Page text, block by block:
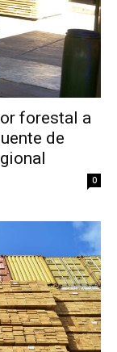
forestal a
de
0